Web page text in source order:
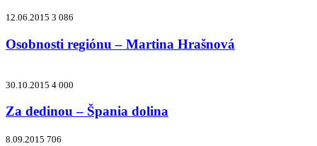
12.06.2015 3 086
Osobnosti regiónu – Martina Hrašnová
30.10.2015 4 000
Za dedinou – Špania dolina
8.09.2015 706